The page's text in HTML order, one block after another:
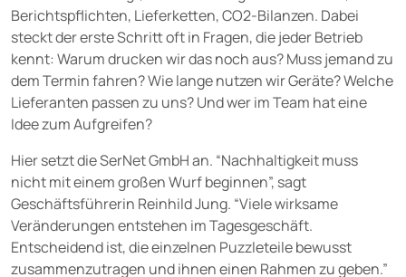
Berichtspflichten, Lieferketten, CO2-Bilanzen. Dabei
steckt der erste Schritt oft in Fragen, die jeder Betrieb
kennt: Warum drucken wir das noch aus? Muss jemand zu
dem Termin fahren? Wie lange nutzen wir Geräte? Welche
Lieferanten passen zu uns? Und wer im Team hat eine
Idee zum Aufgreifen?
Hier setzt die SerNet GmbH an. “Nachhaltigkeit muss
nicht mit einem großen Wurf beginnen”, sagt
Geschäftsführerin Reinhild Jung. “Viele wirksame
Veränderungen entstehen im Tagesgeschäft.
Entscheidend ist, die einzelnen Puzzleteile bewusst
zusammenzutragen und ihnen einen Rahmen zu geben.”